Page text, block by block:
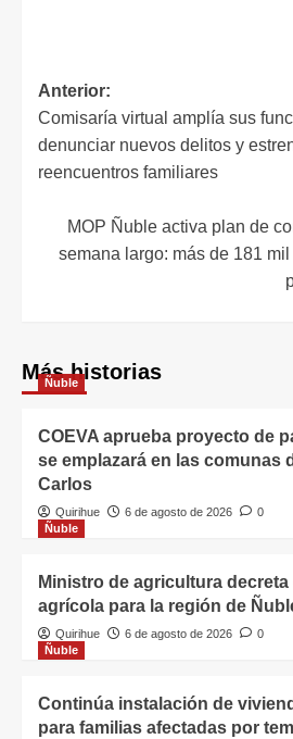
Anterior:
Comisaría virtual amplía sus
denunciar nuevos delitos y
reencuentros familiares
MOP Ñuble activa plan de
semana largo: más de 181
Más historias
Ñuble
COEVA aprueba proyecto de
se emplazará en las comunas
Carlos
Quirihue 6 de agosto de 2026
0
Ñuble
Ministro de agricultura
agrícola para la región de
Quirihue 6 de agosto de 2026
0
Ñuble
Continúa instalación de
para familias afectadas por